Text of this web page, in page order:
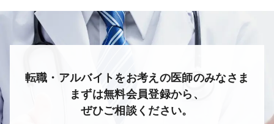
転職・アルバイトをお考えの医師のみなさま
まずは無料会員登録から、
ぜひご相談ください。